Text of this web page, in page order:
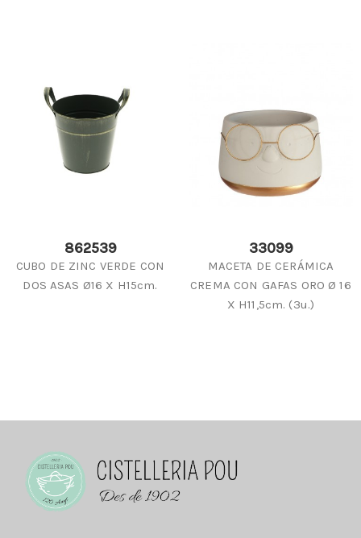
862539
CUBO DE ZINC VERDE CON
DOS ASAS Ø16 X H15cm.
33099
MACETA DE CERÁMICA
CREMA CON GAFAS ORO Ø 16
X H11,5cm. (3u.)